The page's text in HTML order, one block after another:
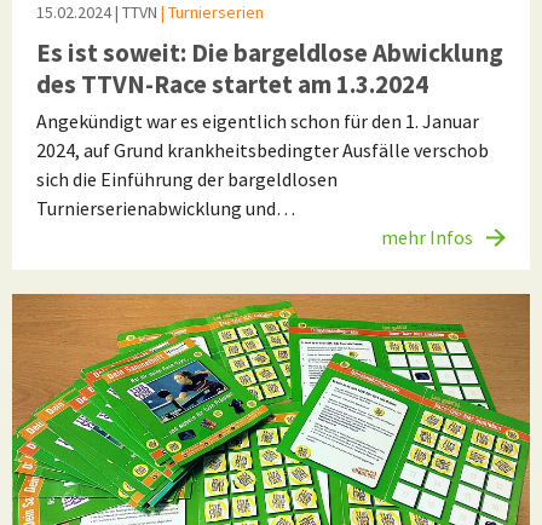
15.02.2024| TTVN | Turnierserien
Es ist soweit: Die bargeldlose Abwicklung
des TTVN-Race startet am 1.3.2024
Angekündigt war es eigentlich schon für den 1. Januar
2024, auf Grund krankheitsbedingter Ausfälle verschob
sich die Einführung der bargeldlosen
Turnierserienabwicklung und…
mehr Infos